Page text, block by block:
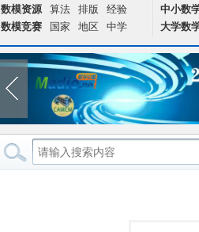
数模资源 算法 排版
经验
数模竞赛
国家 地区 中学
中小数
大学数